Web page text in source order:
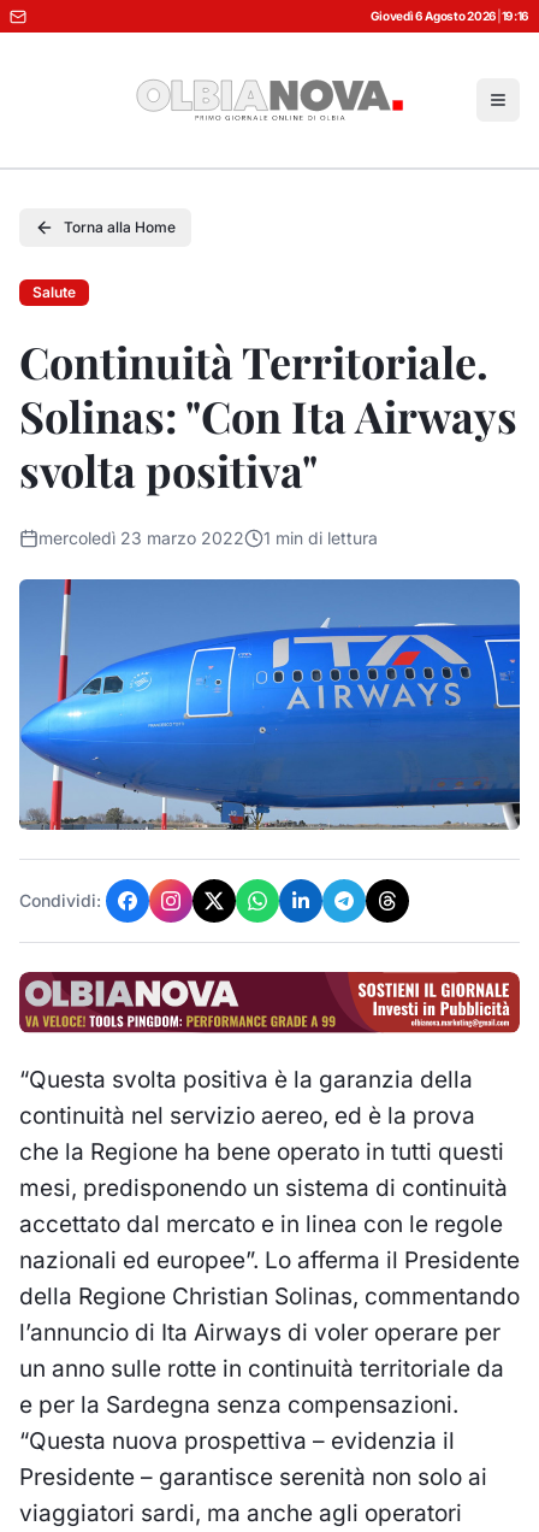
Giovedì 6 Agosto 2026 19:16
Torna alla Home
Salute
Continuità Territoriale.
Solinas: "Con Ita Airways
svolta positiva"
mercoledì 23 marzo 2022 1 min di lettura
Condividi:
“Questa svolta positiva è la garanzia della
continuità nel servizio aereo, ed è la prova
che la Regione ha bene operato in tutti questi
mesi, predisponendo un sistema di continuità
accettato dal mercato e in linea con le regole
nazionali ed europee”. Lo afferma il Presidente
della Regione Christian Solinas, commentando
l’annuncio di Ita Airways di voler operare per
un anno sulle rotte in continuità territoriale da
e per la Sardegna senza compensazioni.
“Questa nuova prospettiva – evidenzia il
Presidente – garantisce serenità non solo ai
viaggiatori sardi, ma anche agli operatori